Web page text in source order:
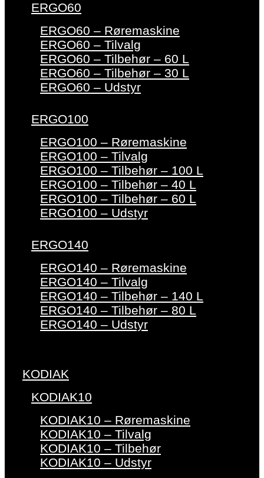
ERGO60
ERGO60 – Røremaskine
ERGO60 – Tilvalg
ERGO60 – Tilbehør – 60 L
ERGO60 – Tilbehør – 30 L
ERGO60 – Udstyr
ERGO100
ERGO100 – Røremaskine
ERGO100 – Tilvalg
ERGO100 – Tilbehør – 100 L
ERGO100 – Tilbehør – 40 L
ERGO100 – Tilbehør – 60 L
ERGO100 – Udstyr
ERGO140
ERGO140 – Røremaskine
ERGO140 – Tilvalg
ERGO140 – Tilbehør – 140 L
ERGO140 – Tilbehør – 80 L
ERGO140 – Udstyr
KODIAK
KODIAK10
KODIAK10 – Røremaskine
KODIAK10 – Tilvalg
KODIAK10 – Tilbehør
KODIAK10 – Udstyr